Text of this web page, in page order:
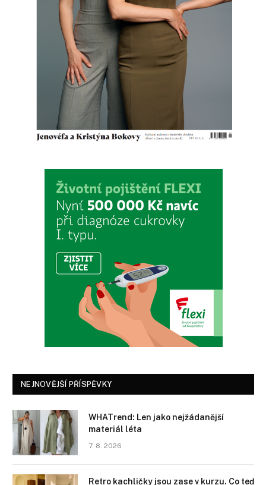
NEJNOVĚJŠÍ PŘÍSPĚVKY
WHATrend: Len jako nejžádanější
materiál léta
7. 8. 2026
Retro kachličky jsou zase v kurzu. Co teď